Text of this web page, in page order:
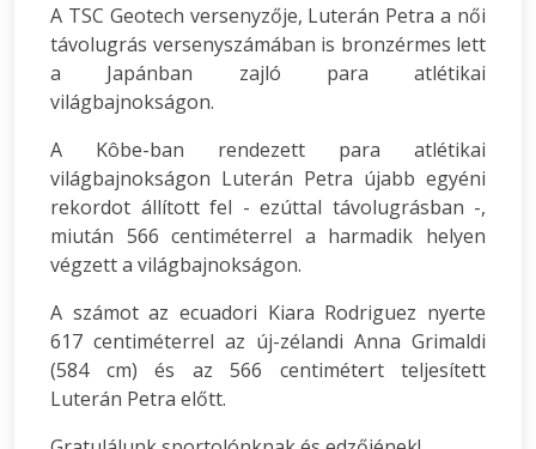
A TSC Geotech versenyzője, Luterán Petra a női
távolugrás versenyszámában is bronzérmes lett
a Japánban zajló para atlétikai
világbajnokságon.
A Kôbe-ban rendezett para atlétikai
világbajnokságon Luterán Petra újabb egyéni
rekordot állított fel - ezúttal távolugrásban -,
miután 566 centiméterrel a harmadik helyen
végzett a világbajnokságon.
A számot az ecuadori Kiara Rodriguez nyerte
617 centiméterrel az új-zélandi Anna Grimaldi
(584 cm) és az 566 centimétert teljesített
Luterán Petra előtt.